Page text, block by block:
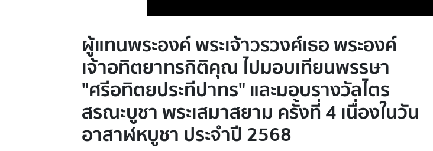
ผู้แทนพระองค์ พระเจ้าวรวงศ์เธอ พระองค์
เจ้าอทิตยาทรกิติคุณ ไปมอบเทียนพรรษา
"ศรีอทิตยประทีปาทร" และมอบรางวัลไตร
สรณะบูชา พระเสมาสยาม ครั้งที่ 4 เนื่องในวัน
อาสาฬหบูชา ประจำปี 2568